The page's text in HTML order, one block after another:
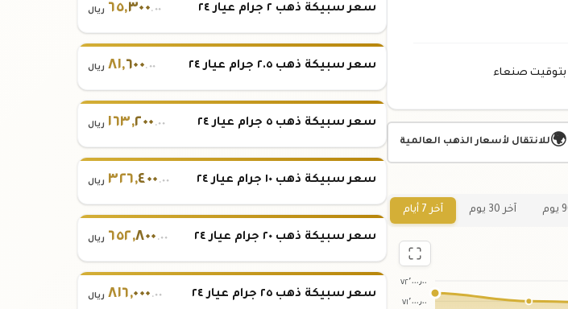
بتوقيت صنعاء
🌍للانتقال لأسعار الذهب العالمية
آخر 30 يوم آخر 7 أيام
٧٢٬٠٠٠٫٠٠
٧١٬٠٠٠٫٠٠
سعر سبيكة ذهب ٢ جرام عيار ٢٤ ٦٥,٣٠٠.٠٠ ريال
سعر سبيكة ذهب ٢.٥ جرام عيار ٢٤ ٨١,٦٠٠.٠٠ ريال
سعر سبيكة ذهب ٥ جرام عيار ٢٤ ١٦٣,٢٠٠ .٠٠ ريال
سعر سبيكة ذهب ١٠ جرام عيار ٢٤ ٣٢٦,٤٠٠ .٠٠ ريال
سعر سبيكة ذهب ٢٠ جرام عيار ٢٤ ٦٥٢,٨٠٠ .٠٠ ريال
سعر سبيكة ذهب ٢٥ جرام عيار ٢٤ ٨١٦,٠٠٠ .٠٠ ريال